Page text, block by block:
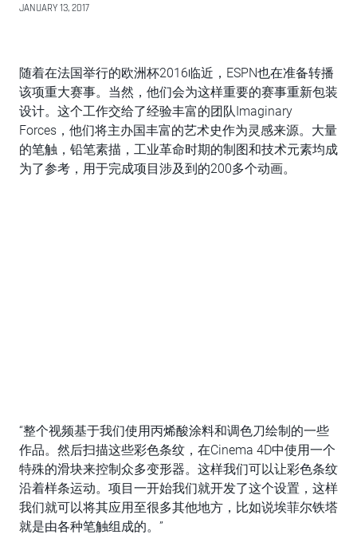
JANUARY 13, 2017
随着在法国举行的欧洲杯2016临近，ESPN也在准备转播
该项重大赛事。当然，他们会为这样重要的赛事重新包装
设计。这个工作交给了经验丰富的团队Imaginary
Forces，他们将主办国丰富的艺术史作为灵感来源。大量
的笔触，铅笔素描，工业革命时期的制图和技术元素均成
为了参考，用于完成项目涉及到的200多个动画。
“整个视频基于我们使用丙烯酸涂料和调色刀绘制的一些
作品。然后扫描这些彩色条纹，在Cinema 4D中使用一个
特殊的滑块来控制众多变形器。这样我们可以让彩色条纹
沿着样条运动。项目一开始我们就开发了这个设置，这样
我们就可以将其应用至很多其他地方，比如说埃菲尔铁塔
就是由各种笔触组成的。”